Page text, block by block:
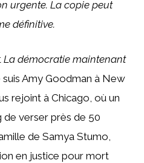
urgente. La copie peut
définitive.
La démocratie maintenant
Amy Goodman à New
rejoint à Chicago, où un
de verser près de 50
de Samya Stumo,
en justice pour mort